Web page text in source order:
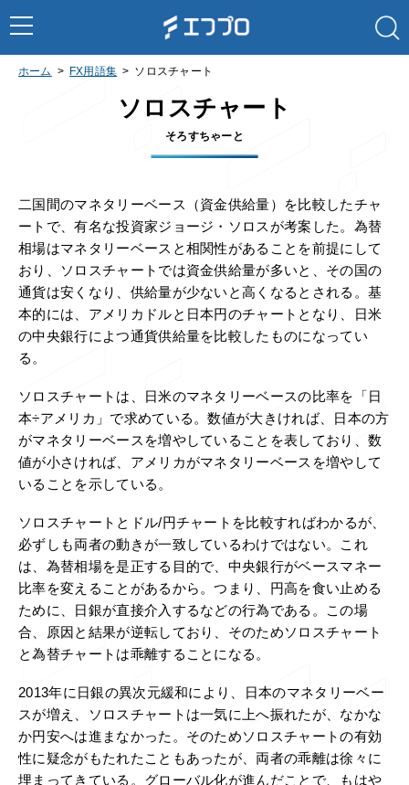
ホーム FX用語集 ソロスチャート
ソロスチャート
そろすちゃーと
二国間のマネタリーベース（資金供給量）を比較したチャ
ートで、有名な投資家ジョージ・ソロスが考案した。為替
相場はマネタリーベースと相関性があることを前提にして
おり、ソロスチャートでは資金供給量が多いと、その国の
通貨は安くなり、供給量が少ないと高くなるとされる。基
本的には、アメリカドルと日本円のチャートとなり、日米
の中央銀行によつ通貨供給量を比較したものになってい
る。
ソロスチャートは、日米のマネタリーベースの比率を「日
本÷アメリカ」で求めている。数値が大きければ、日本の方
がマネタリーベースを増やしていることを表しており、数
値が小さければ、アメリカがマネタリーベースを増やして
いることを示している。
ソロスチャートとドル/円チャートを比較すればわかるが、
必ずしも両者の動きが一致しているわけではない。これ
は、為替相場を是正する目的で、中央銀行がベースマネー
比率を変えることがあるから。つまり、円高を食い止める
ために、日銀が直接介入するなどの行為である。この場
合、原因と結果が逆転しており、そのためソロスチャート
と為替チャートは乖離することになる。
2013年に日銀の異次元緩和により、日本のマネタリーベー
スが増え、ソロスチャートは一気に上へ振れたが、なかな
か円安へは進まなかった。そのためソロスチャートの有効
性に疑念がもたれたこともあったが、両者の乖離は徐々に
埋まってきている。グローバル化が進んだことで、もはや